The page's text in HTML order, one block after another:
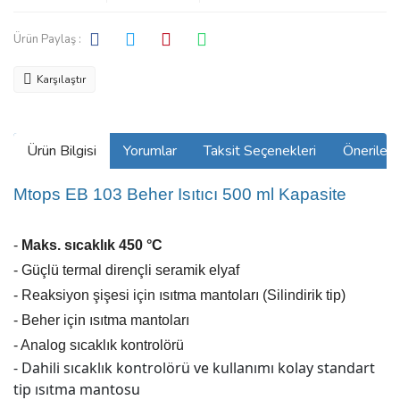
Ürün Paylaş :
Karşılaştır
Ürün Bilgisi Yorumlar Taksit Seçenekleri
Mtops EB 103 Beher Isıtıcı 500 ml Kapasite
- Maks. sıcaklık 450 °C
- Güçlü termal dirençli seramik elyaf
- Reaksiyon şişesi için ısıtma mantoları (Silindirik tip)
- Beher için ısıtma mantoları
- Analog sıcaklık kontrolörü
- Dahili sıcaklık kontrolörü ve kullanımı kolay standart
tip ısıtma mantosu